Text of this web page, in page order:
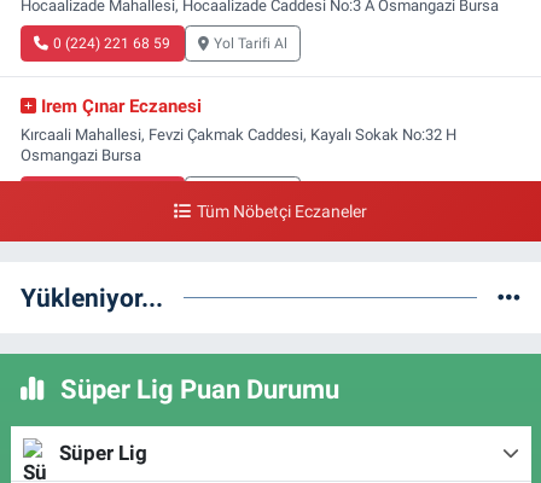
Hocaalizade Mahallesi, Hocaalizade Caddesi No:3 A Osmangazi Bursa
0 (224) 221 68 59 Yol Tarifi Al
Irem Çınar Eczanesi
Kırcaali Mahallesi, Fevzi Çakmak Caddesi, Kayalı Sokak No:32 H
Osmangazi Bursa
Soğanlı Mahallesi, 4.Kaymak Sokak No:47 A Osmangazi Bursa
Meriç Eczanesi
0 (224) 252 15 78
Tüm Nöbetçi Eczaneler
Yükleniyor...
Süper Lig Puan Durumu
Süper Lig